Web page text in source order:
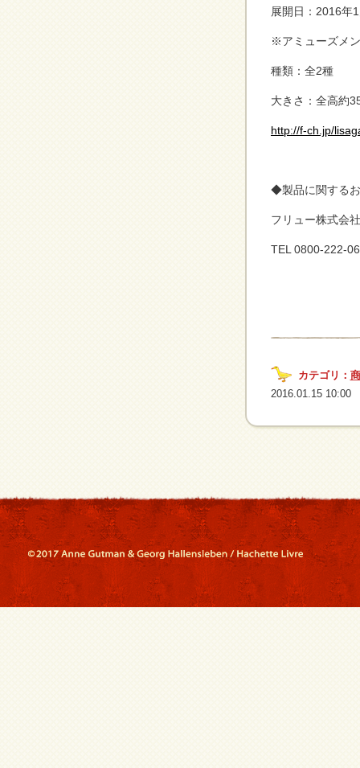
展開日：2016年
※アミューズメ
種類：全2種
大きさ：全高約
http://f-ch.jp/
◆製品に関する
フリュー株式会
TEL 0800-222-
カテゴリ：
2016.01.15 10:00